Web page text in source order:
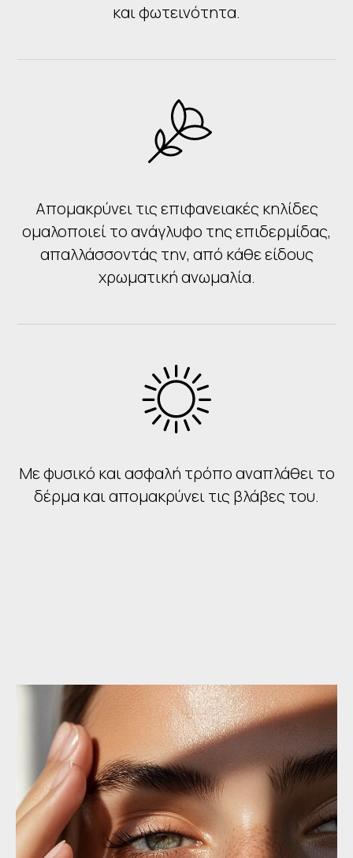
και φωτεινότητα.
Απομακρύνει τις επιφανειακές κηλίδες
ομαλοποιεί το ανάγλυφο της επιδερμίδας,
απαλλάσσοντάς την, από κάθε είδους
χρωματική ανωμαλία.
Με φυσικό και ασφαλή τρόπο αναπλάθει το
δέρμα και απομακρύνει τις βλάβες του.